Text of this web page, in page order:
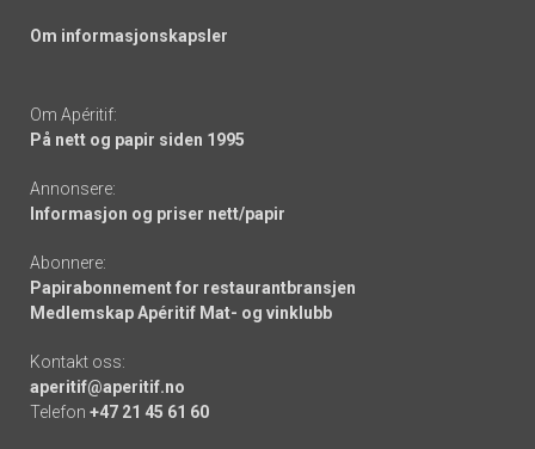
Om informasjonskapsler
Om Apéritif:
På nett og papir siden 1995
Annonsere:
Informasjon og priser nett/papir
Abonnere:
Papirabonnement for restaurantbransjen
Medlemskap Apéritif Mat- og vinklubb
Kontakt oss:
aperitif@aperitif.no
Telefon +47 21 45 61 60